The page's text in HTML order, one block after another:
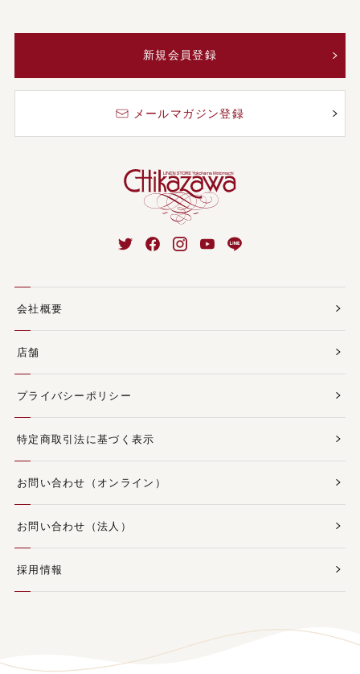
新規会員登録
メールマガジン登録
会社概要
店舗
プライバシーポリシー
特定商取引法に基づく表示
お問い合わせ（オンライン）
お問い合わせ（法人）
採用情報